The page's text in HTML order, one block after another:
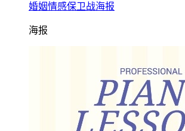
婚姻情感保卫战海报
海报